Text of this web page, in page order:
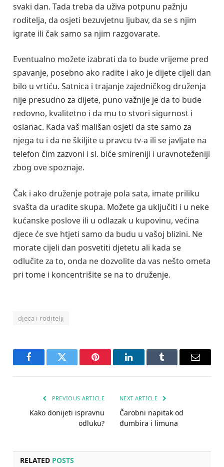
svaki dan. Tada treba da uživa potpunu pažnju
roditelja, da osjeti bezuvjetnu ljubav, da se s njim
igrate ili čak samo sa njim razgovarate.
Eventualno možete izabrati da to bude vrijeme pred
spavanje, posebno ako radite i ako je dijete cijeli dan
bilo u vrtiću. Satnica i trajanje zajedničkog druženja
nije presudno za dijete, puno važnije je da to bude
redovno, kvalitetno i da mu to stvori sigurnost i
oslanac. Kada vaš mališan osjeti da ste samo za
njega tu i da ne škiljite u pravcu tv-a ili se javljate na
telefon čim zazvoni i sl. biće smireniji i uravnoteženiji
zbog ove spoznaje.
Čak i ako druženje potraje pola sata, imate priliku
svašta da uradite skupa. Možete ga uključiti i u neke
kućanske poslove ili u odlazak u kupovinu, većina
djece će sve htjeti samo da budu u vašoj blizini. Ne
morate cijeli dan posvetiti djetetu ali kada se
odlučite za to, onda ne dozvolite da vas nešto ometa
pri tome i koncentrišite se na to druženje.
djeca i roditelji
FacebookTwitter Pinterest LinkedInTumblr Email
PREVIOUS ARTICLE
Kako donijeti ispravnu
odluku?
NEXT ARTICLE
Čarobni napitak od
đumbira i limuna
RELATED POSTS